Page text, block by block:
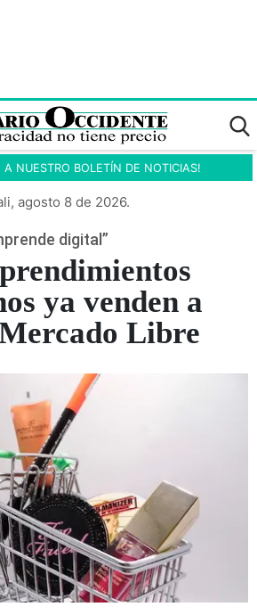
A NUESTRO BOLETÍN DE NOTICIAS!
agosto 8 de 2026.
digital”
ya venden a
Libre